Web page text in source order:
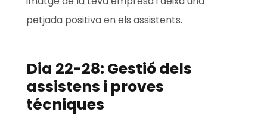
petjada positiva en els assistents.
Dia 22-28: Gestió dels
assistens i proves
técniques